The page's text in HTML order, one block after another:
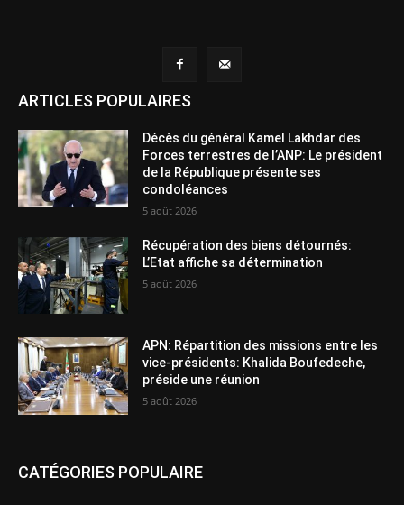
ARTICLES POPULAIRES
Décès du général Kamel Lakhdar des
Forces terrestres de l’ANP: Le président
de la République présente ses
condoléances
5 août 2026
Récupération des biens détournés:
L’Etat affiche sa détermination
5 août 2026
APN: Répartition des missions entre les
vice-présidents: Khalida Boufedeche,
préside une réunion
5 août 2026
CATÉGORIES POPULAIRE